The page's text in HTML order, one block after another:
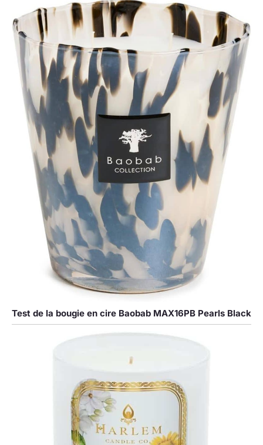
Test de la bougie en cire Baobab MAX16PB Pearls Black